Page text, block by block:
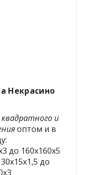
Некрасино
квадратного и
оптом и в
до 160х160х5
до